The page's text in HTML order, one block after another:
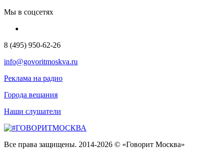
Мы в соцсетях
8 (495) 950-62-26
info@govoritmoskva.ru
Реклама на радио
Города вещания
Наши слушатели
Все права защищены. 2014-2026 © «Говорит Москва»